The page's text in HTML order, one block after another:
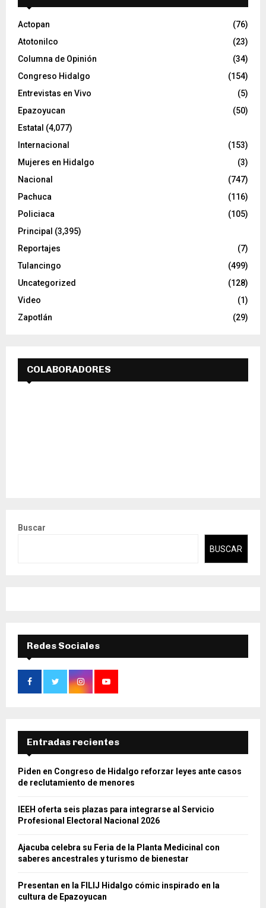
e
o
Actopan
(76)
Atotonilco
(23)
Columna de Opinión
(34)
Congreso Hidalgo
(154)
Entrevistas en Vivo
(5)
Epazoyucan
(50)
Estatal (4,077)
Internacional
(153)
Mujeres en Hidalgo
(3)
Nacional
(747)
Pachuca
(116)
Policiaca
(105)
Principal (3,395)
Reportajes
(7)
Tulancingo
(499)
Uncategorized
(128)
Video
(1)
Zapotlán
(29)
COLABORADORES
Buscar
BUSCAR
Redes Sociales
Entradas recientes
Piden en Congreso de Hidalgo reforzar leyes ante casos
de reclutamiento de menores
IEEH oferta seis plazas para integrarse al Servicio
Profesional Electoral Nacional 2026
Ajacuba celebra su Feria de la Planta Medicinal con
saberes ancestrales y turismo de bienestar
Presentan en la FILIJ Hidalgo cómic inspirado en la
cultura de Epazoyucan